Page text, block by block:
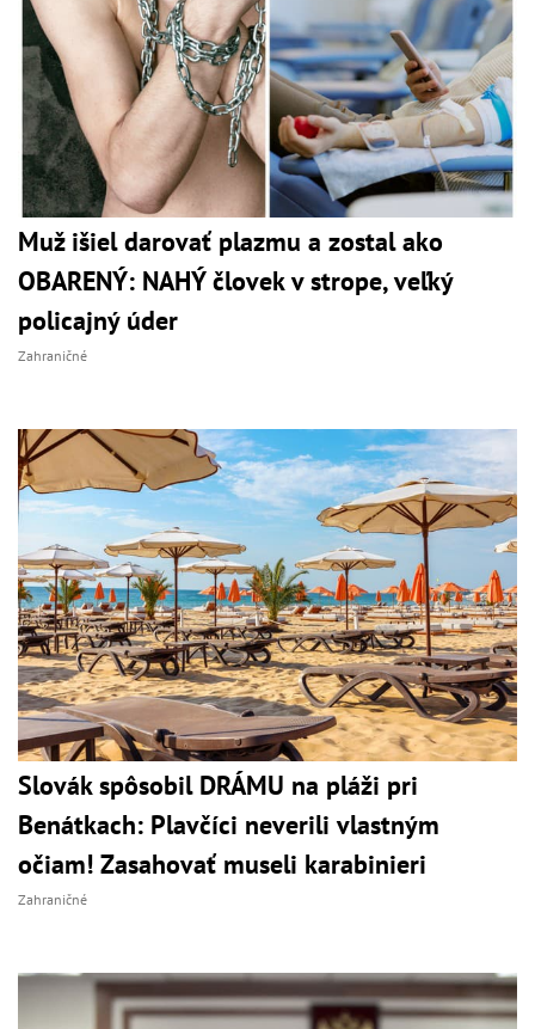
Muž išiel darovať plazmu a zostal ako
OBARENÝ: NAHÝ človek v strope, veľký
policajný úder
Zahraničné
Slovák spôsobil DRÁMU na pláži pri
Benátkach: Plavčíci neverili vlastným
očiam! Zasahovať museli karabinieri
Zahraničné